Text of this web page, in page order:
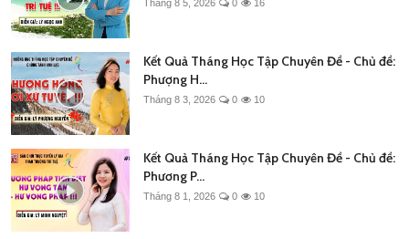
Tháng 8 5, 2026 0 16
Kết Quả Tháng Học Tập Chuyên Đề - Chủ đề:
Phượng H...
Tháng 8 3, 2026 0 10
Kết Quả Tháng Học Tập Chuyên Đề - Chủ đề:
Phương P...
Tháng 8 1, 2026 0 10